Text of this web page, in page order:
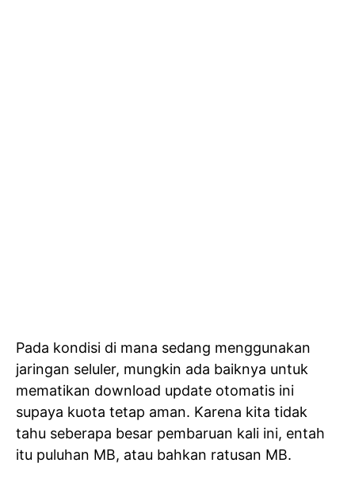
Pada kondisi di mana sedang menggunakan
jaringan seluler, mungkin ada baiknya untuk
mematikan download update otomatis ini
supaya kuota tetap aman. Karena kita tidak
tahu seberapa besar pembaruan kali ini, entah
itu puluhan MB, atau bahkan ratusan MB.